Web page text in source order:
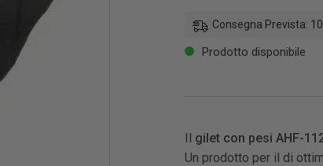
Consegna Prevista:
Prodotto disponibile
Il gilet con pesi AHF-
Un prodotto per il di